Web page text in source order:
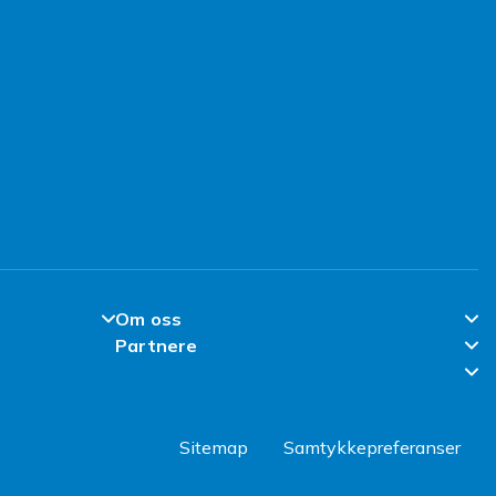
Om oss
Om Fyndiq
Jobbe hos Fyndiq
Partnere
Sitemap Samtykkepreferanser